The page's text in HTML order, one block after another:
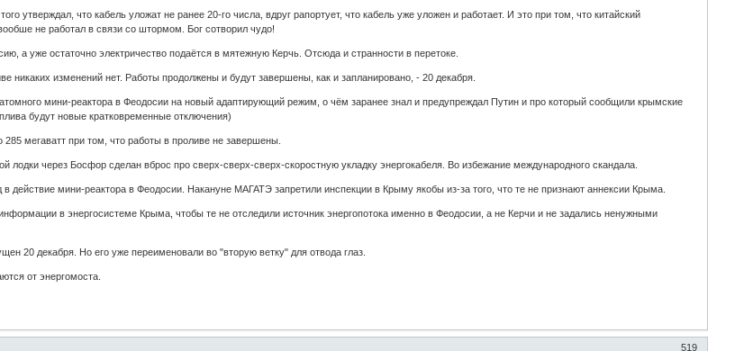
утверждал, что кабель уложат не ранее 20-го числа, вдруг рапортует, что кабель уже уложен и работает. И это при том, что китайский
не работал в связи со штормом. Бог сотворил чудо!
а уже остаточно электричество подаётся в мятежную Керчь. Отсюда и странности в перетоке.
никаких изменений нет. Работы продолжены и будут завершены, как и запланировано, - 20 декабря.
мини-реактора в Феодосии на новый адаптирующий режим, о чём заранее знал и предупреждал Путин и про который сообщили крымские
будут новые кратковременные отключения)
мегаватт при том, что работы в проливе не завершены.
лодки через Босфор сделан вброс про сверх-сверх-сверх-скоростную укладку энергокабеля. Во избежание международного скандала.
действие мини-реактора в Феодосии. Накануне МАГАТЭ запретили инспекции в Крыму якобы из-за того, что те не признают аннексии Крыма.
в энергосистеме Крыма, чтобы те не отследили источник энергопотока именно в Феодосии, а не Керчи и не задались ненужными
20 декабря. Но его уже переименовали во "вторую ветку" для отвода глаз.
от энергомоста.
519